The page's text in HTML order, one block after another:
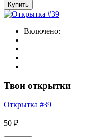
Купить
Включено:
Твои открытки
Открытка #39
50 ₽